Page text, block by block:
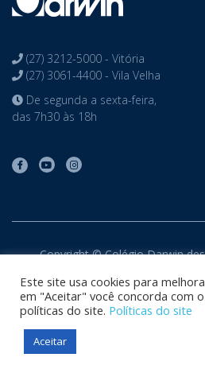
(27) 3212-5000 - Vitória
(27) 3061-4400 - Vila Velha
De segunda a sexta-feira,
das 7h30 às 18h
Copyright © Colégio Darwin
Este site usa cookies para
em "Aceitar" você concorda com
políticas do site. Políticas do site
Aceitar